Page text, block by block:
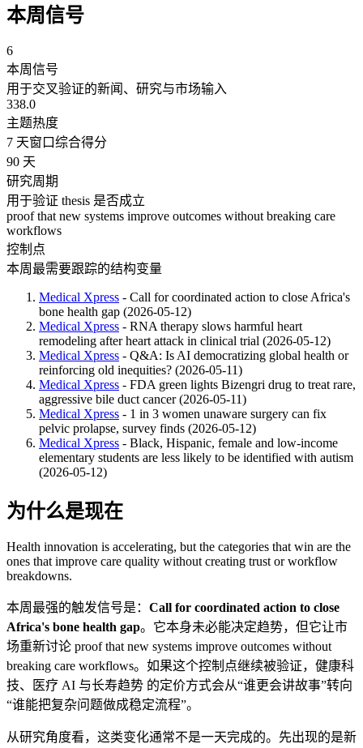
本周信号
6
本周信号
用于交叉验证的新闻、研究与市场输入
338.0
主题热度
7 天窗口综合得分
90 天
研究周期
用于验证 thesis 是否成立
proof that new systems improve outcomes without breaking care
workflows
控制点
本周最需要跟踪的结构变量
Medical Xpress - Call for coordinated action to close Africa's
bone health gap (2026-05-12)
Medical Xpress - RNA therapy slows harmful heart
remodeling after heart attack in clinical trial (2026-05-12)
Medical Xpress - Q&A: Is AI democratizing global health or
reinforcing old inequities? (2026-05-11)
Medical Xpress - FDA green lights Bizengri drug to treat rare,
aggressive bile duct cancer (2026-05-11)
Medical Xpress - 1 in 3 women unaware surgery can fix
pelvic prolapse, survey finds (2026-05-12)
Medical Xpress - Black, Hispanic, female and low‑income
elementary students are less likely to be identified with autism
(2026-05-12)
为什么是现在
Health innovation is accelerating, but the categories that win are the
ones that improve care quality without creating trust or workflow
breakdowns.
本周最强的触发信号是： Call for coordinated action to close
Africa's bone health gap。它本身未必能决定趋势，但它让市
场重新讨论 proof that new systems improve outcomes without
breaking care workflows。如果这个控制点继续被验证，健康科
技、医疗 AI 与长寿趋势 的定价方式会从“谁更会讲故事”转向
“谁能把复杂问题做成稳定流程”。
从研究角度看，这类变化通常不是一天完成的。先出现的是新